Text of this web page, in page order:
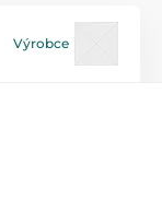
Výrobce